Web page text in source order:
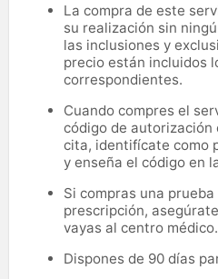
La compra de este
su realización sin
las inclusiones y
precio están incluidos
correspondientes.
Cuando compres el
código de autorización
cita, identifícate como
y enseña el código en
Si compras una
prescripción,
vayas al centro médico.
Dispones de 90 días